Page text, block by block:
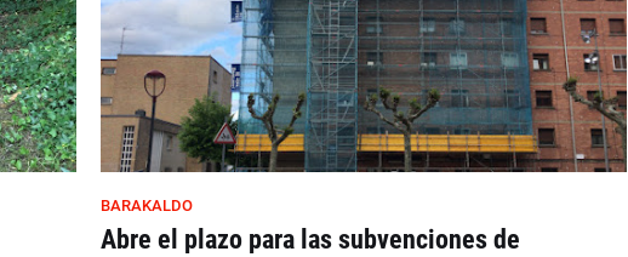
BARAKALDO
Abre el plazo para las subvenciones de